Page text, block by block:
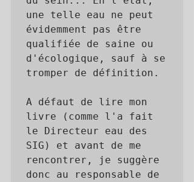
une telle eau ne peut
évidemment pas être
qualifiée de saine ou
d'écologique, sauf à se
tromper de définition.
A défaut de lire mon
livre (comme l'a fait
le Directeur eau des
SIG) et avant de me
rencontrer, je suggère
donc au responsable de